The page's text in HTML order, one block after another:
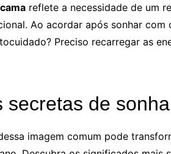
reflete a necessidade de um
Ao acordar após sonhar com
Preciso recarregar as
secretas de
imagem comum pode